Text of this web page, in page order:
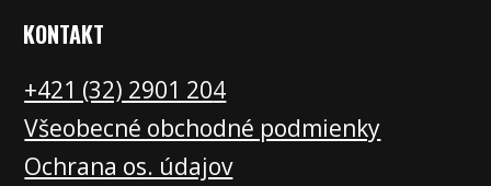
KONTAKT
+421 (32) 2901 204
Všeobecné obchodné podmienky
Ochrana os. údajov